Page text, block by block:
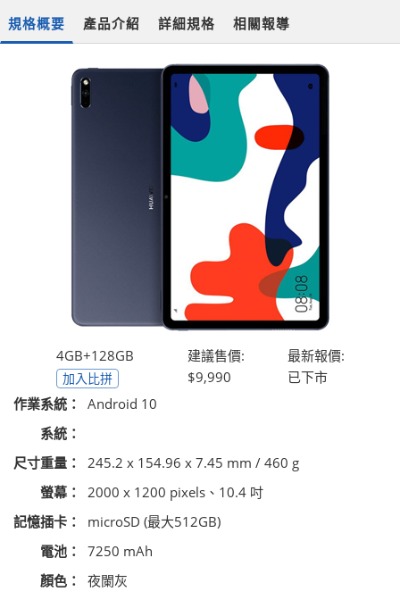
規格概要 產品介紹 詳細規格 相關報導
4GB+128GB
加入比拼
建議售價:
$9,990
最新報價:
已下市
作業系統：
Android 10
系統：
尺寸重量：
245.2 x 154.96 x 7.45 mm / 460 g
螢幕：
2000 x 1200 pixels、10.4 吋
記憶插卡：
microSD (最大512GB)
電池：
7250 mAh
顏色：
夜闌灰